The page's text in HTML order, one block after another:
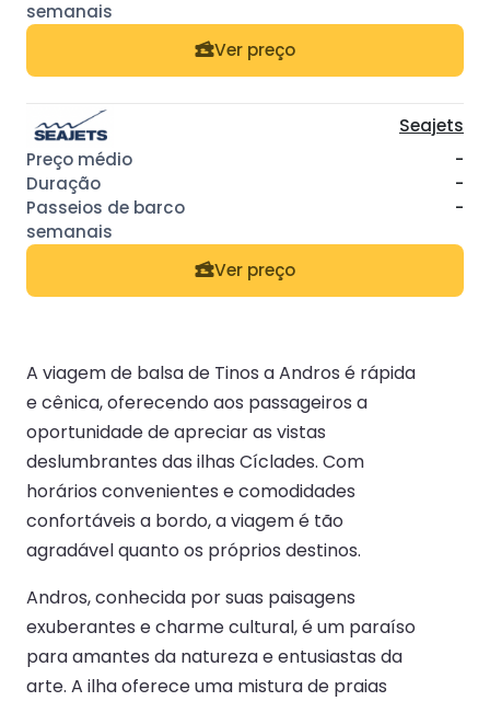
Ver preço
Seajets
-
-
-
Ver preço
A viagem de balsa de Tinos a Andros é rápida
e cênica, oferecendo aos passageiros a
oportunidade de apreciar as vistas
deslumbrantes das ilhas Cíclades. Com
horários convenientes e comodidades
confortáveis a bordo, a viagem é tão
agradável quanto os próprios destinos.
Andros, conhecida por suas paisagens
exuberantes e charme cultural, é um paraíso
para amantes da natureza e entusiastas da
arte. A ilha oferece uma mistura de praias